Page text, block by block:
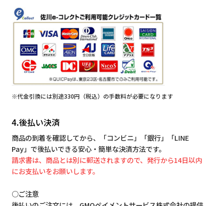
※代金引換には別途330円（税込）の手数料が必要になります
4.後払い決済
商品の到着を確認してから、「コンビニ」「銀行」「LINE
Pay」で後払いできる安心・簡単な決済方法です。
請求書は、商品とは別に郵送されますので、発行から14日以内
にお支払いをお願いします。
○ご注意